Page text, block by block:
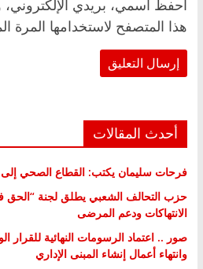
احفظ اسمي، بريدي الإلكتروني،
هذا المتصفح لاستخدامها المرة
أحدث المقالات
فرحات سليمان يكتب: القطاع الصحي إلى
حزب التحالف الشعبي يطلق لجنة “الحق
الانتهاكات ودعم المرضى
صور .. اعتماد الرسومات النهائية للقرار
وانتهاء أعمال إنشاء المبنى الإداري